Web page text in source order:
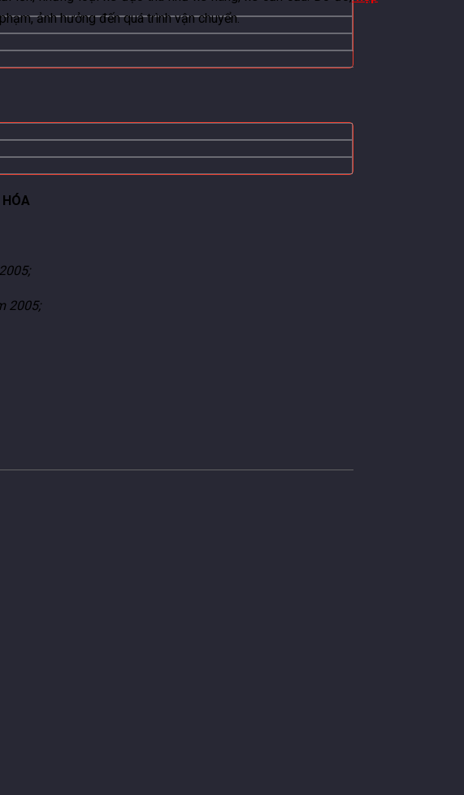
ảnh hưởng đến quá trình vận chuyển.
HÓA
2005;